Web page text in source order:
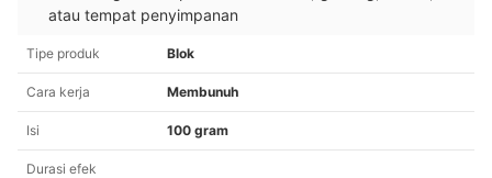
atau tempat penyimpanan
Tipe produk Blok
Cara kerja Membunuh
Isi 100 gram
Durasi efek